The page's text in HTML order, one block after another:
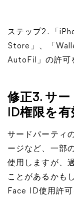
ステップ2. 「
Store」、「
AutoFil」の許可
修正3. サ
ID権限を有
サードパーティ
ージなど、一部
使用しますが、
ことがあるかも
Face ID使用許